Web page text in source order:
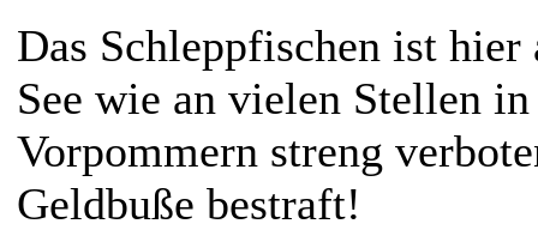
Das Schleppfischen ist
See wie an vielen Stellen
Vorpommern streng
Geldbuße bestraft!